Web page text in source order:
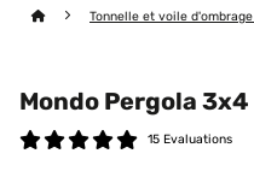
Tonnelle et voile d'ombrage
Mondo Pergola 3x4
15 Evaluations